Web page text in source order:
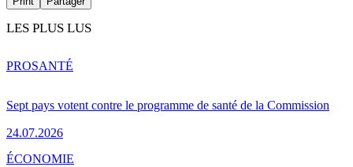
LES PLUS LUS
Sept pays votent contre le programme de santé de la Commission
24.07.2026
PROSANTÉ
ÉCONOMIE